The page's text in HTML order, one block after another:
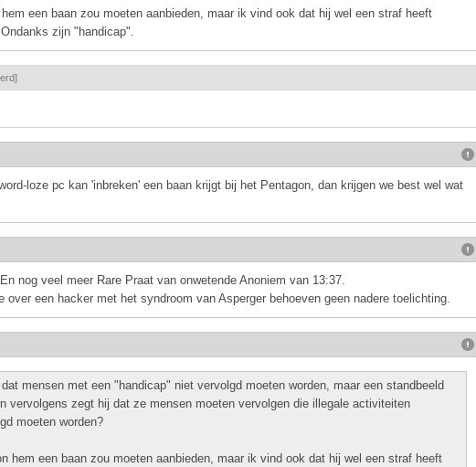
een baan zou moeten aanbieden, maar ik vind ook dat hij wel een straf heeft
zijn "handicap".
loze pc kan 'inbreken' een baan krijgt bij het Pentagon, dan krijgen we best wel wat
nog veel meer Rare Praat van onwetende Anoniem van 13:37.
over een hacker met het syndroom van Asperger behoeven geen nadere toelichting.
mensen met een "handicap" niet vervolgd moeten worden, maar een standbeeld
vervolgens zegt hij dat ze mensen moeten vervolgen die illegale activiteiten
moeten worden?
hem een baan zou moeten aanbieden, maar ik vind ook dat hij wel een straf heeft